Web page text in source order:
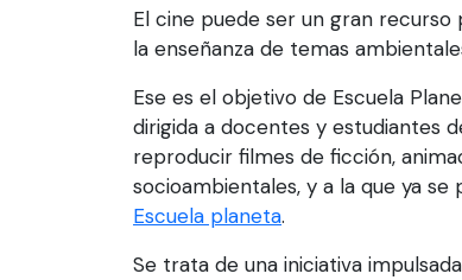
El cine puede ser un gran
la enseñanza de temas
Ese es el objetivo de Escuela
dirigida a docentes y estudiantes
reproducir filmes de ficción,
socioambientales, y a la que ya
Escuela planeta.
Se trata de una iniciativa